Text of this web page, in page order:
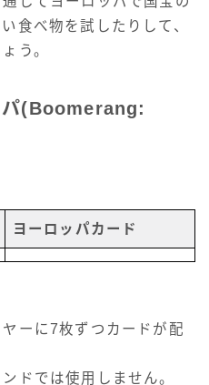
食べ物を試したりして、
う。
パ(Boomerang:
ヨーロッパカード
ーに7枚ずつカードが配
ドでは使用しません。